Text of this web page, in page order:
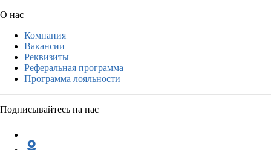
О нас
Компания
Вакансии
Реквизиты
Реферальная программа
Программа лояльности
Подписывайтесь на нас